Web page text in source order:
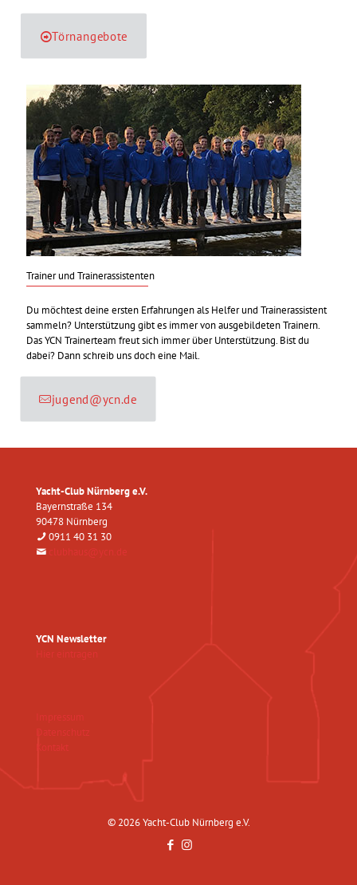
Törnangebote
Trainer und Trainerassistenten
Du möchtest deine ersten Erfahrungen als Helfer und Trainerassistent
sammeln? Unterstützung gibt es immer von ausgebildeten Trainern.
Das YCN Trainerteam freut sich immer über Unterstützung. Bist du
dabei? Dann schreib uns doch eine Mail.
jugend@ycn.de
Yacht-Club Nürnberg e.V.
Bayernstraße 134
90478 Nürnberg
0911 40 31 30
clubhaus@ycn.de
YCN Newsletter
Hier eintragen
Impressum
Datenschutz
Kontakt
© 2026 Yacht-Club Nürnberg e.V.